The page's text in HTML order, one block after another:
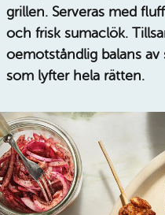
grillen. Serveras med
och frisk sumaclök.
oemotståndlig balans
som lyfter hela rätten.